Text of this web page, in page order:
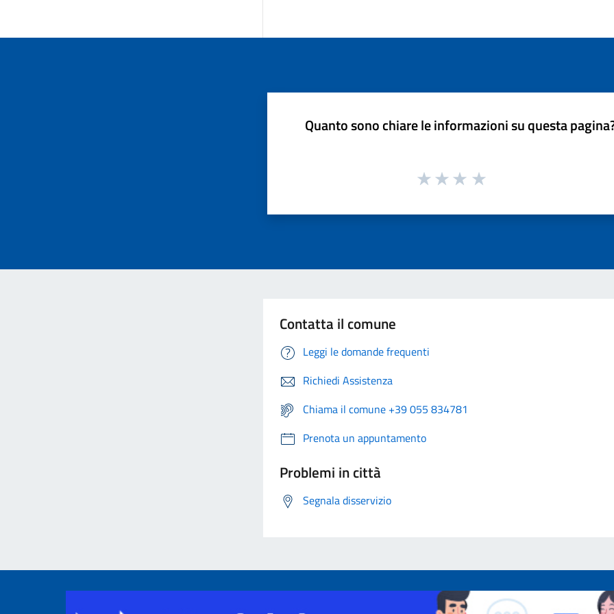
Quanto sono chiare le informazioni su questa
Contatta il comune
Leggi le domande frequenti
Richiedi Assistenza
Chiama il comune +39 055 834781
Prenota un appuntamento
Problemi in città
Segnala disservizio